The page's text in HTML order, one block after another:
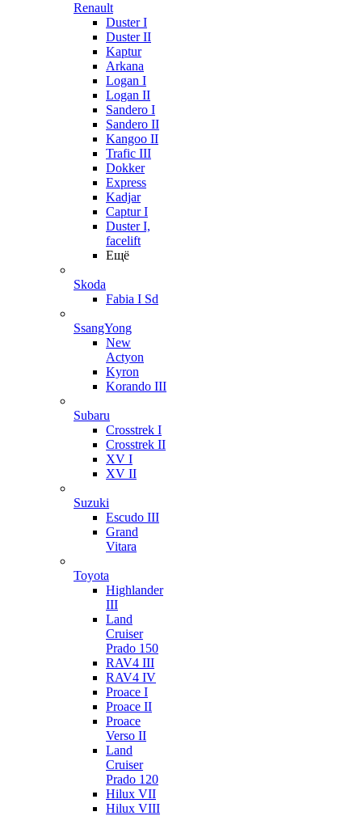
Renault
Duster I
Duster II
Kaptur
Arkana
Logan I
Logan II
Sandero I
Sandero II
Kangoo II
Trafic III
Dokker
Express
Kadjar
Captur I
Duster I,
facelift
Ещё
Skoda
Fabia I Sd
SsangYong
New
Actyon
Kyron
Korando III
Subaru
Crosstrek I
Crosstrek II
XV I
XV II
Suzuki
Escudo III
Grand
Vitara
Toyota
Highlander
III
Land
Cruiser
Prado 150
RAV4 III
RAV4 IV
Proace I
Proace II
Proace
Verso II
Land
Cruiser
Prado 120
Hilux VII
Hilux VIII